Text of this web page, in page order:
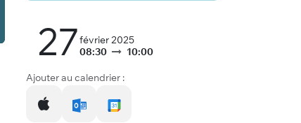
27février 2025
08:30
10:00
Ajouter au calendrier :